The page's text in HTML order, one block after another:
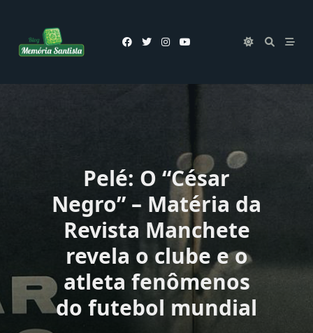
content
Pelé: O “César
Negro” – Matéria da
Revista Manchete
revela o clube e o
atleta fenômenos
do futebol mundial